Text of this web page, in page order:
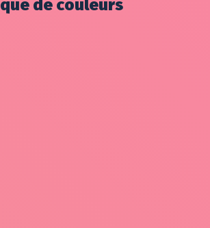
de couleurs